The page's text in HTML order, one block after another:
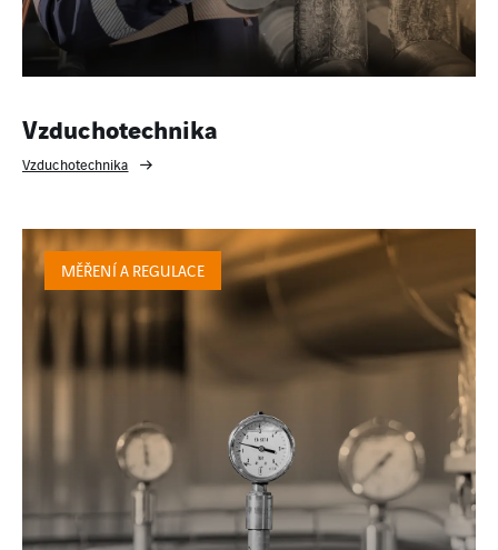
Vzduchotechnika
Vzduchotechnika